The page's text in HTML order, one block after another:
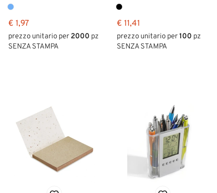
€ 1,97
prezzo unitario per2000 pz
SENZA STAMPA
€ 11,41
prezzo unitario per100 pz
SENZA STAMPA